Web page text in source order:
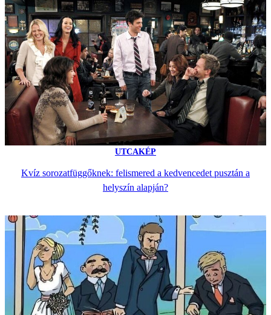
UTCAKÉP
Kvíz sorozatfüggőknek: felismered a kedvencedet pusztán a
helyszín alapján?